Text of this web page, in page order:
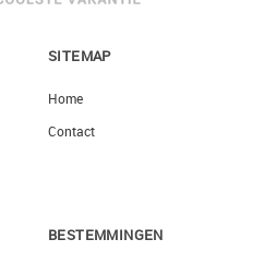
SITEMAP
Home
Contact
BESTEMMINGEN